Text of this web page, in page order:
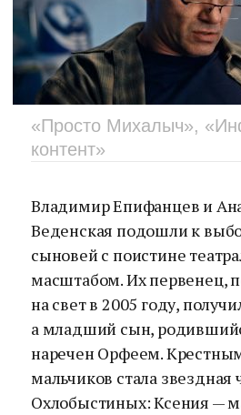
«Просто Михалыч»,
контент»
Владимир Епифанцев и
Веденская подошли к
сыновей с поистине
масштабом. Их первенец,
на свет в 2005 году,
а младший сын,
наречен Орфеем.
мальчиков стала звездная
Охлобыстиных: Ксения —